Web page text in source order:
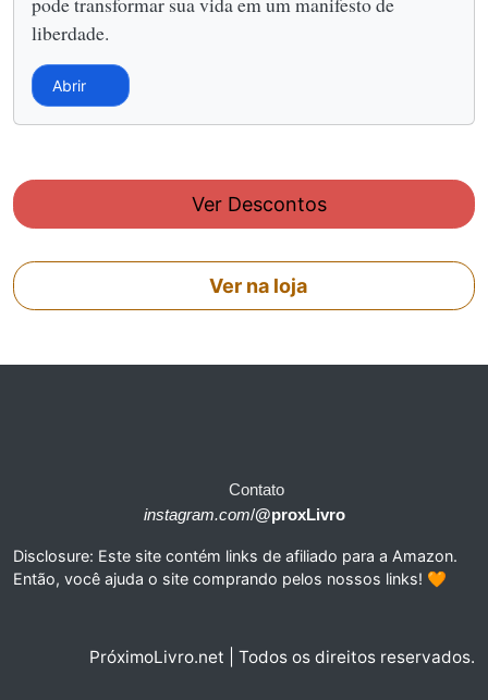
liberdade.
Abrir
Ver Descontos
Ver na loja
Contato
instagram.com/@proxLivro
Disclosure: Este site contém links de afiliado para a Amazon.
Então, você ajuda o site comprando pelos nossos links! 🧡
PróximoLivro.net | Todos os direitos reservados.